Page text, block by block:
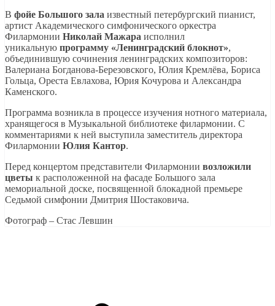
В фойе Большого зала известный петербургский пианист,
артист Академического симфонического оркестра
Филармонии Николай Мажара исполнил
уникальную программу «Ленинградский блокнот»,
объединившую сочинения ленинградских композиторов:
Валериана Богданова-Березовского, Юлия Кремлёва, Бориса
Гольца, Ореста Евлахова, Юрия Кочурова и Александра
Каменского.
Программа возникла в процессе изучения нотного материала,
хранящегося в Музыкальной библиотеке филармонии. С
комментариями к ней выступила заместитель директора
Филармонии Юлия Кантор.
Перед концертом представители Филармонии возложили
цветы к расположенной на фасаде Большого зала
мемориальной доске, посвященной блокадной премьере
Седьмой симфонии Дмитрия Шостаковича.
Фотограф – Стас Левшин